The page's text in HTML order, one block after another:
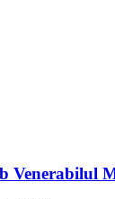
Venerabilul